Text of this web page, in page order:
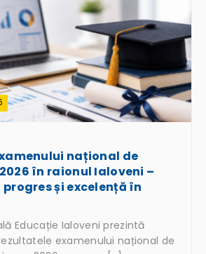
național de
în raionul Ialoveni –
și excelență în
Educație Ialoveni prezintă
examenului național de